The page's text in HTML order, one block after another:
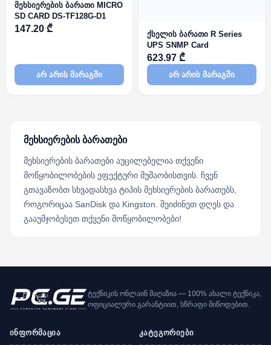
მეხსიერების ბარათი MICRO
SD CARD DS-TF128G-D1
147.20 ₾
არ არის მარაგში
ქსელის ბარათი R Series
UPS SNMP Card
623.97 ₾
არ არის მარაგში
მეხსიერების ბარათები
მეხსიერების ბარათები აუცილებელია თქვენი
მოწყობილობების ეფექტური მუშაობისთვის. ჩვენ
გთავაზობთ სხვადასხვა ტიპის მეხსიერების ბარათებს,
როგორიცაა SanDisk და Kingston. შეიძინეთ დღეს და
გააუმჯობესეთ თქვენი მოწყობილობები!
ტექნიკის ონლაინ მაღაზია — 100% ახალი ტექნიკა,
ოფიციალური გარანტიით, სწრაფი მიწოდებით.
ინფორმაცია კატეგორიები